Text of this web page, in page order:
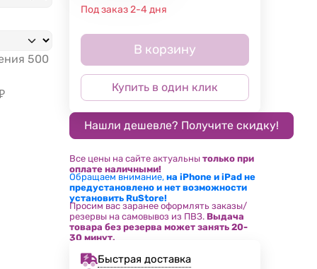
500
Под заказ 2-4 дня
В корзину
Купить в один клик
Все цены на сайте актуальнытолько при
оплате наличными!
Обращаем внимание,на iPhone и iPad не
предустановлено и нет возможности
установить RuStore!
Просим вас заранее оформлять заказы/
резервы на самовывоз из ПВЗ. Выдача
товара без резерва может занять 20-
30 минут.
Быстрая доставка